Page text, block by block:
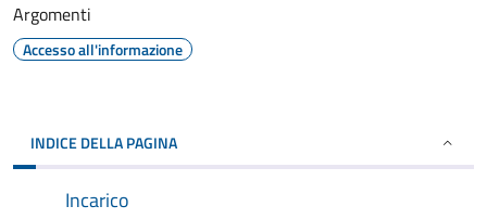
Argomenti
Accesso all'informazione
INDICE DELLA PAGINA
Incarico